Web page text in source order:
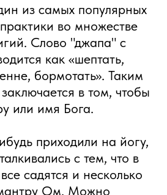
из самых популярных
во множестве
Слово "джапа" с
как «шептать,
бормотать». Таким
в том, чтобы
или имя Бога.
приходили на йогу,
с тем, что в
садятся и несколько
Ом. Можно